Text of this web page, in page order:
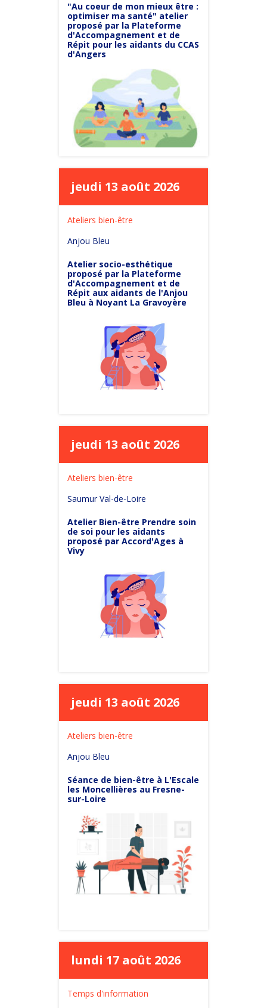
"Au coeur de mon mieux être :
optimiser ma santé" atelier
proposé par la Plateforme
d'Accompagnement et de
Répit pour les aidants du CCAS
d'Angers
jeudi 13 août 2026
Ateliers bien-être
Anjou Bleu
Atelier socio-esthétique
proposé par la Plateforme
d'Accompagnement et de
Répit aux aidants de l'Anjou
Bleu à Noyant La Gravoyère
jeudi 13 août 2026
Ateliers bien-être
Saumur Val-de-Loire
Atelier Bien-être Prendre soin
de soi pour les aidants
proposé par Accord'Ages à
Vivy
jeudi 13 août 2026
Ateliers bien-être
Anjou Bleu
Séance de bien-être à L'Escale
les Moncellières au Fresne-
sur-Loire
lundi 17 août 2026
Temps d'information